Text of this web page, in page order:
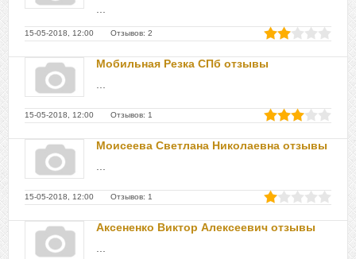
15-05-2018, 12:00 Отзывов: 2
Мобильная Резка СПб отзывы
15-05-2018, 12:00 Отзывов: 1
Моисеева Светлана Николаевна отзывы
15-05-2018, 12:00 Отзывов: 1
Аксененко Виктор Алексеевич отзывы